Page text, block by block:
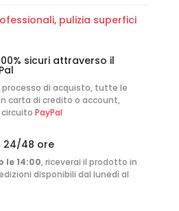
, pulizia superfici
sicuri attraverso il
processo di acquisto, tutte le
carta di credito o account,
PayPal
24/48 ore
le 14:00, riceverai il prodotto in
disponibili dal lunedì al